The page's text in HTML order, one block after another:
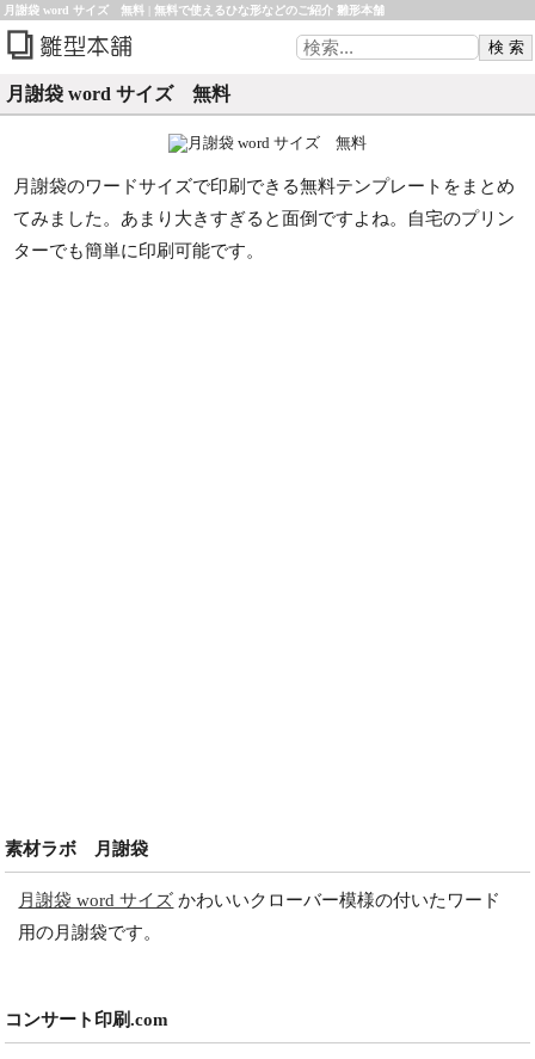
月謝袋 word サイズ 無料 | 無料で使えるひな形などのご紹介 雛形本舗
月謝袋 word サイズ 無料
月謝袋のワードサイズで印刷できる無料テンプレートをまとめ
てみました。あまり大きすぎると面倒ですよね。自宅のプリン
ターでも簡単に印刷可能です。
素材ラボ 月謝袋
月謝袋 word サイズ かわいいクローバー模様の付いたワード
用の月謝袋です。
コンサート印刷.com